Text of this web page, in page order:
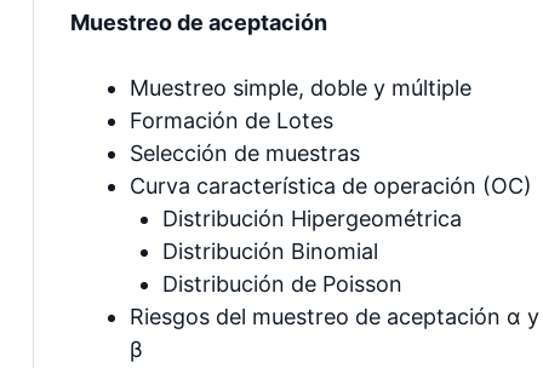
Muestreo de aceptación
Muestreo simple, doble y múltiple
Formación de Lotes
Selección de muestras
Curva característica de operación (OC)
Distribución Hipergeométrica
Distribución Binomial
Distribución de Poisson
Riesgos del muestreo de aceptación α y
β